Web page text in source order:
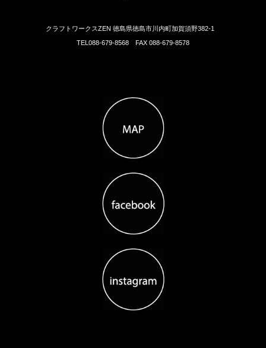
クラフトワークスZEN 徳島県徳島市川内町加賀須野382-1
TEL088-679-8568 FAX 088-679-8578